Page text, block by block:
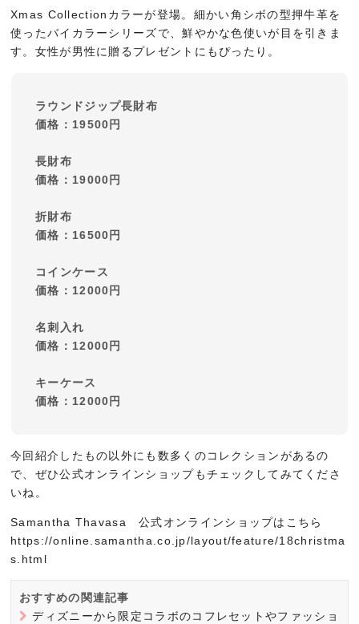
Xmas Collectionカラーが登場。細かい角シボの型押牛革を
使ったバイカラーシリーズで、鮮やかな色使いが目を引きま
す。女性が男性に贈るプレゼントにもぴったり。
ラウンドジップ長財布
価格：19500円
長財布
価格：19000円
折財布
価格：16500円
コインケース
価格：12000円
名刺入れ
価格：12000円
キーケース
価格：12000円
今回紹介したもの以外にも数多くのコレクションがあるの
で、ぜひ公式オンラインショップもチェックしてみてくださ
いね。
Samantha Thavasa 公式オンラインショップはこちら
https://online.samantha.co.jp/layout/feature/18christma
s.html
おすすめの関連記事
ディズニーから限定コラボのコフレセットやファッショ